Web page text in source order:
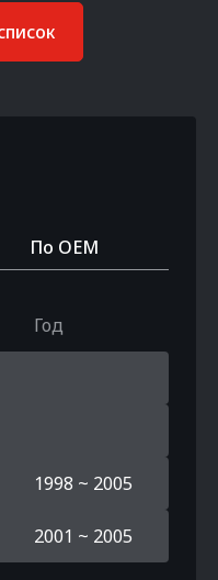
По OEM
Год
1998 ~ 2005
2001 ~ 2005